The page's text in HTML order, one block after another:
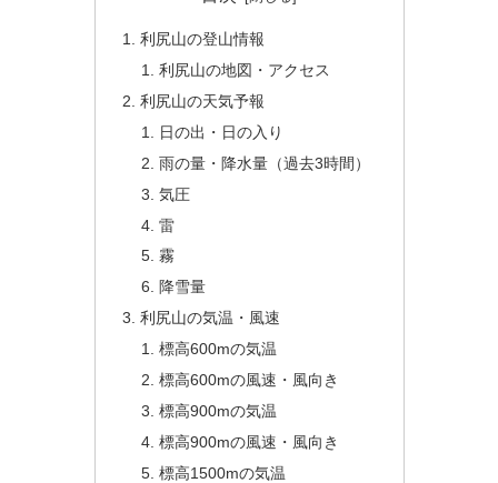
利尻山の登山情報
利尻山の地図・アクセス
利尻山の天気予報
日の出・日の入り
雨の量・降水量（過去3時間）
気圧
雷
霧
降雪量
利尻山の気温・風速
標高600mの気温
標高600mの風速・風向き
標高900mの気温
標高900mの風速・風向き
標高1500mの気温